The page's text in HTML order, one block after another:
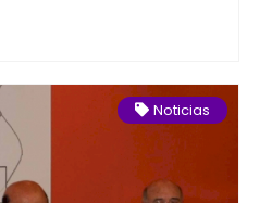
Noticias